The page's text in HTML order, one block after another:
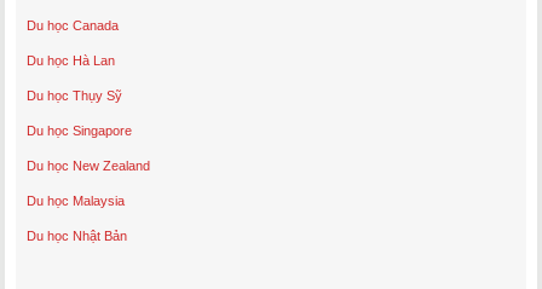
Du học Canada
Du học Hà Lan
Du học Thụy Sỹ
Du học Singapore
Du học New Zealand
Du học Malaysia
Du học Nhật Bản